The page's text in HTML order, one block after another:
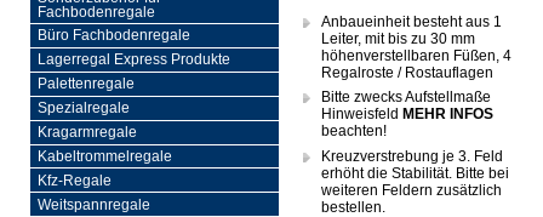
Fachbodenregale
Büro Fachbodenregale
Lagerregal Express Produkte
Palettenregale
Spezialregale
Kragarmregale
Kabeltrommelregale
Kfz-Regale
Weitspannregale
Anbaueinheit besteht aus 1
Leiter, mit bis zu 30 mm
höhenverstellbaren Füßen, 4
Regalroste / Rostauflagen
Bitte zwecks Aufstellmaße
Hinweisfeld MEHR INFOS
beachten!
Kreuzverstrebung je 3. Feld
erhöht die Stabilität. Bitte bei
weiteren Feldern zusätzlich
bestellen.